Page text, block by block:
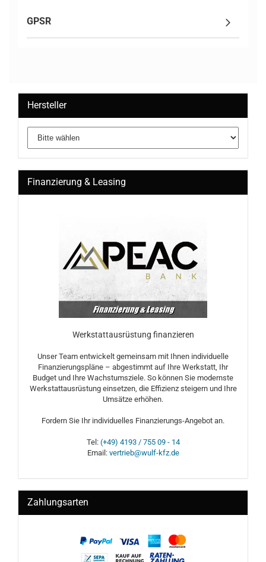
GPSR
Hersteller
Finanzierung & Leasing
Werkstattausrüstung finanzieren
Unser Team entwickelt gemeinsam mit Ihnen individuelle
Finanzierungspläne – abgestimmt auf Ihre Werkstatt, Ihr
Budget und Ihre Wachstumsziele. So können Sie modernste
Werkstattausrüstung einsetzen, die Effizienz steigern und Ihre
Umsätze erhöhen.
Fordern Sie Ihr individuelles Finanzierungs-Angebot an.
Tel: (+49) 4193 / 755 09 - 14
Email: vertrieb@wulf-kfz.de
Zahlungsarten